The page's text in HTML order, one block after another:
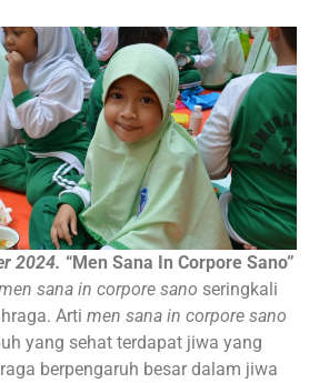
2024. “Men Sana In Corpore Sano”
sana in corpore sano seringkali
Arti men sana in corpore sano
yang sehat terdapat jiwa yang
berpengaruh besar dalam jiwa